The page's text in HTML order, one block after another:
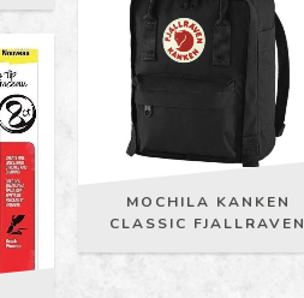
MOCHILA KANKEN
CLASSIC FJALLRAVEN